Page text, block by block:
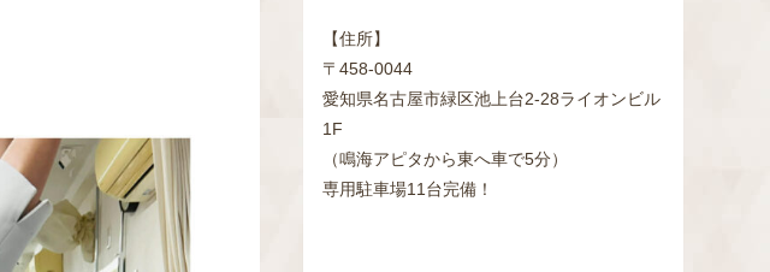
【住所】
〒458-0044
愛知県名古屋市緑区池上台2‐28ライオンビル
1F
（鳴海アピタから東へ車で5分）
専用駐車場11台完備！